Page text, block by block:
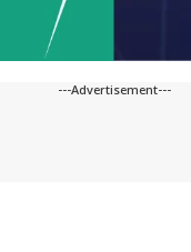
---Advertisement---